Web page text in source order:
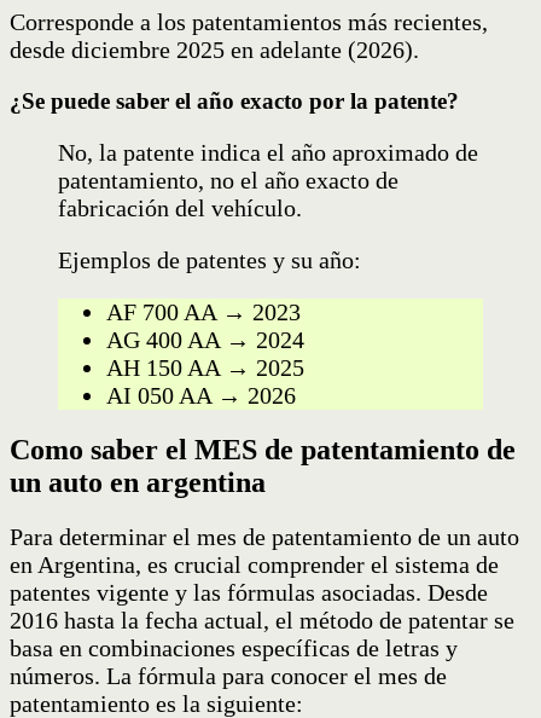
Corresponde a los patentamientos más recientes,
desde diciembre 2025 en adelante (2026).
¿Se puede saber el año exacto por la patente?
No, la patente indica el año aproximado de
patentamiento, no el año exacto de
fabricación del vehículo.
Ejemplos de patentes y su año:
AF 700 AA → 2023
AG 400 AA → 2024
AH 150 AA → 2025
AI 050 AA → 2026
Como saber el MES de patentamiento de
un auto en argentina
Para determinar el mes de patentamiento de un auto
en Argentina, es crucial comprender el sistema de
patentes vigente y las fórmulas asociadas. Desde
2016 hasta la fecha actual, el método de patentar se
basa en combinaciones específicas de letras y
números. La fórmula para conocer el mes de
patentamiento es la siguiente: